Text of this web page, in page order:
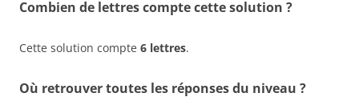
Combien de lettres compte cette solution ?
Cette solution compte 6 lettres.
Où retrouver toutes les réponses du niveau ?